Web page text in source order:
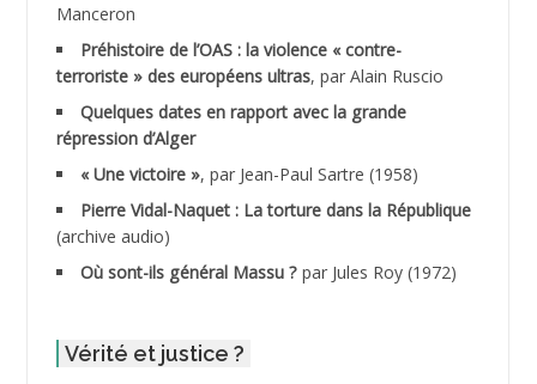
ADDAD
ADDALA Boualem*
ADDANE
ADDECHE Rachid
ADELIOUAT Vve AIT SAADA
Manceron
Préhistoire de l’OAS : la violence « contre-
terroriste » des européens ultras, par Alain Ruscio
Quelques dates en rapport avec la grande
répression d’Alger
« Une victoire », par Jean-Paul Sartre (1958)
Pierre Vidal-Naquet : La torture dans la République
(archive audio)
Où sont-ils général Massu ? par Jules Roy (1972)
Vérité et justice ?